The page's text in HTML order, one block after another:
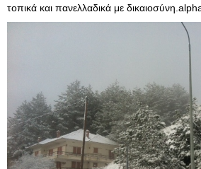
τοπικά και πανελλαδικά με